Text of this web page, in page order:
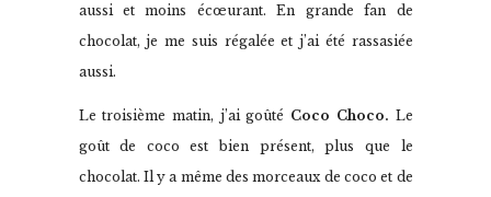
aussi et moins écœurant. En grande fan de
chocolat, je me suis régalée et j’ai été rassasiée
aussi.
Le troisième matin, j’ai goûté Coco Choco. Le
goût de coco est bien présent, plus que le
chocolat. Il y a même des morceaux de coco et de